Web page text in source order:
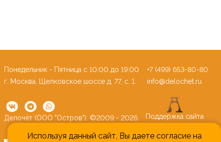
Используя данный сайт, Вы даете согласие на
Понедельник - Пятница c 10:00 до 19:00
г. Москва, Щелковское шоссе д. 77, с. 1.
+7 (499) 653-80-80
info@delochet.ru
Делочёт (ООО "Остров"). ©2009 - 2026 Поддержка сайта